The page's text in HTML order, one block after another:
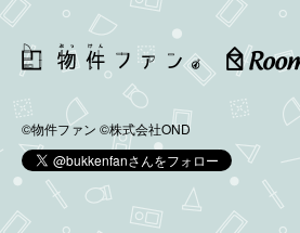
©物件ファン ©株式会社OND